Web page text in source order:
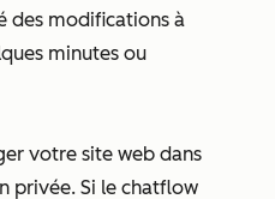
des modifications à
minutes ou
votre site web dans
privée. Si le chatflow